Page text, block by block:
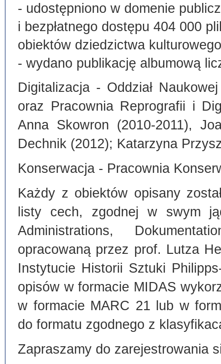
- udostępniono w domenie
i bezpłatnego dostępu 404 000
obiektów dziedzictwa kulturowego
- wydano publikację albumową
Digitalizacja - Oddział
oraz Pracownia Reprografii i
Anna Skowron (2010-2011),
Dechnik (2012); Katarzyna
Konserwacja - Pracownia
Każdy z obiektów opisany
listy cech, zgodnej w swym
Administrations,
opracowaną przez prof. Lutza
Instytucie Historii Sztuki
opisów w formacie MIDAS
w formacie MARC 21 lub w
do formatu zgodnego z
Zapraszamy do zarejestrowania